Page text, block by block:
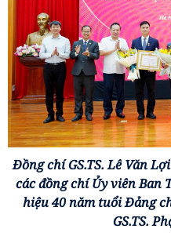
Đồng chí GS.TS. Lê Văn
các đồng chí Ủy viên
hiệu 40 năm tuổi Đảng
GS.TS.